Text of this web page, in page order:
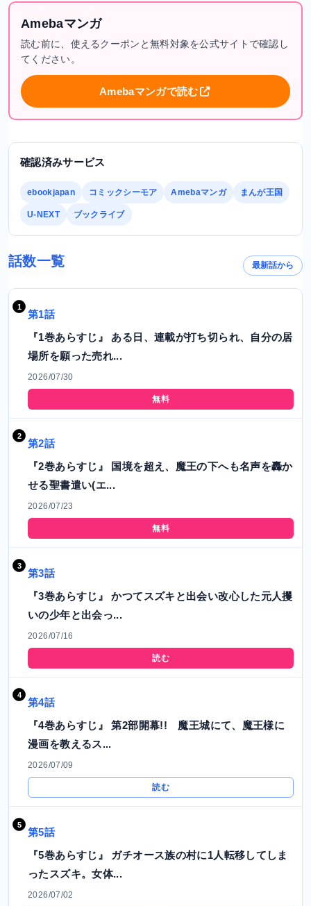
Amebaマンガ
読む前に、使えるクーポンと無料対象を公式サイトで確認し
てください。
Amebaマンガで読む
確認済みサービス
ebookjapan コミックシーモア Amebaマンガ まんが王国
U-NEXT ブックライブ
話数一覧 最新話から
第1話
『1巻あらすじ』 ある日、連載が打ち切られ、自分の居
場所を願った売れ...
2026/07/30
無料
第2話
『2巻あらすじ』 国境を超え、魔王の下へも名声を轟か
せる聖書遣い(エ...
2026/07/23
無料
第3話
『3巻あらすじ』 かつてスズキと出会い改心した元人攫
いの少年と出会っ...
2026/07/16
読む
第4話
『4巻あらすじ』 第2部開幕!! 魔王城にて、魔王様に
漫画を教えるス...
2026/07/09
読む
第5話
『5巻あらすじ』 ガチオース族の村に1人転移してしま
ったスズキ。女体...
2026/07/02